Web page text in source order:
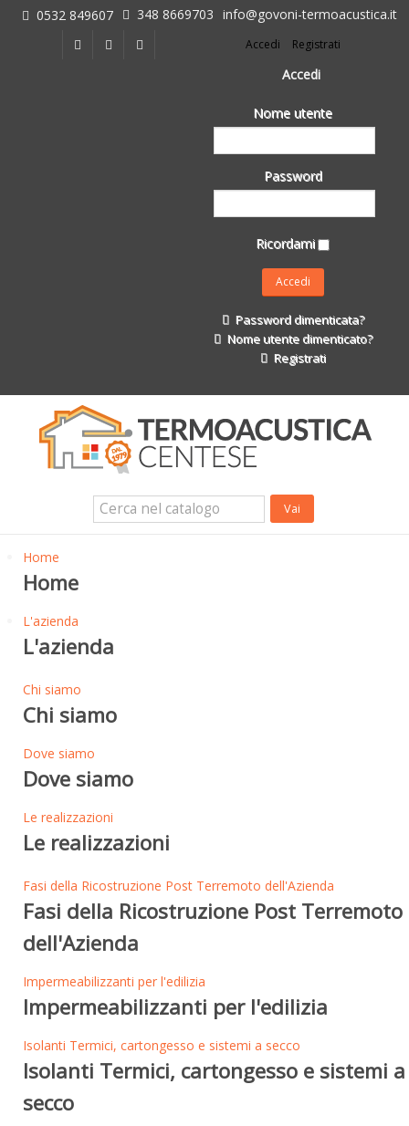
0532 849607 348 8669703 info@govoni-termoacustica.it
Accedi Registrati
Accedi
Nome utente
Password
Ricordami
Password dimenticata?
Nome utente dimenticato?
Registrati
L'azienda
Chi siamo
Fasi della Ricostruzione Post Terremoto
Impermeabilizzanti per l'edilizia
Isolanti Termici, cartongesso e sistemi a secco
Impermeabilizzanti per l'edilizia
Isolanti Termici, cartongesso e sistemi a secco
Isolanti Acustici
Porte e Finestre
Home
Home
L'azienda
L'azienda
Chi siamo
Chi siamo
Dove siamo
Dove siamo
Le realizzazioni
Le realizzazioni
Fasi della Ricostruzione Post Terremoto dell'Azienda
Fasi della Ricostruzione Post Terremoto
dell'Azienda
Impermeabilizzanti per l'edilizia
Impermeabilizzanti per l'edilizia
Isolanti Termici, cartongesso e sistemi a secco
Isolanti Termici, cartongesso e sistemi a
secco